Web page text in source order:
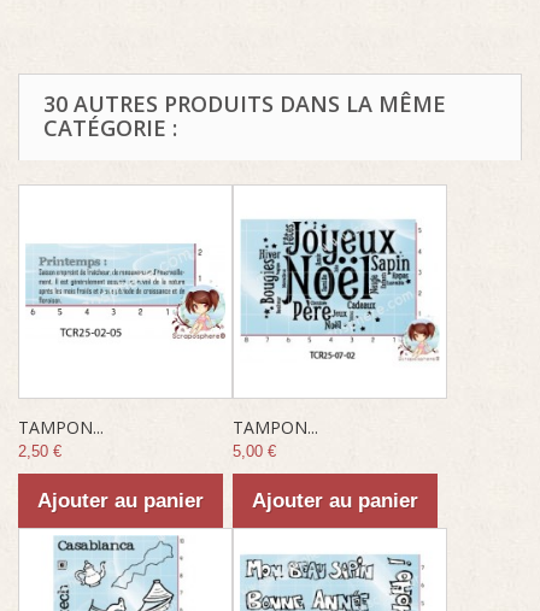
30 AUTRES PRODUITS DANS LA MÊME
CATÉGORIE :
TAMPON...
2,50 €
Ajouter au panier
TAMPON...
5,00 €
Ajouter au panier